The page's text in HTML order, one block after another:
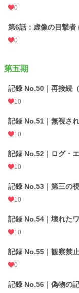
0
第6話：虚像の目撃
0
第五期
記録 No.50｜再接続
10
記録 No.51｜無視さ
10
記録 No.52｜ログ・
10
記録 No.53｜第三の
10
記録 No.54｜壊れた
10
記録 No.55｜観察禁
0
記録 No.56｜偽物の